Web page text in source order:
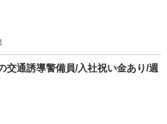
交通誘導警備員/入社祝い金あり/週